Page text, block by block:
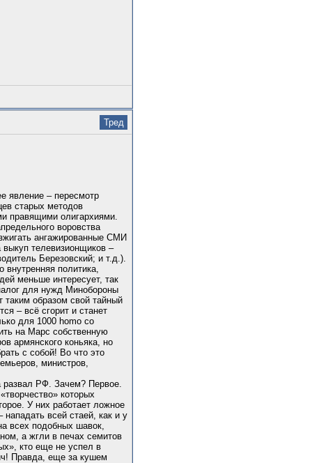
Тред
явление – пересмотр
старых методов
правящими олигархиями.
воровства
ангажированные СМИ
телевизионщиков –
Березовский; и т.д.).
внутренняя политика,
меньше интересует, так
для нужд Минобороны
таким образом свой тайный
– всё сгорит и станет
для 1000 homo со
на Марс собственную
армянского коньяка, но
с собой! Во что это
министров,
развал РФ. Зачем? Первое.
которых
У них работает ложное
всей стаей, как и у
всех подобных шавок,
а жгли в печах семитов
кто еще не успел в
Правда, еще за кушем